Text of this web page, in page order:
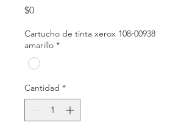
$0Precio
Cartucho de tinta xerox 108r00938
amarillo *
Cantidad *